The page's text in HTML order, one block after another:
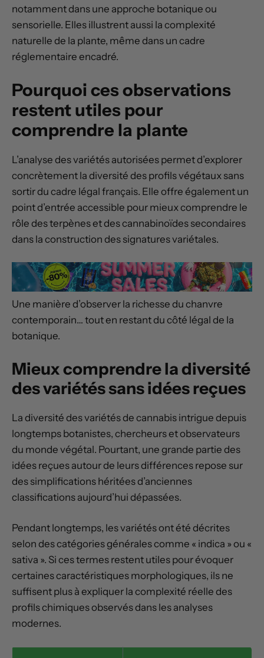
notamment dans une approche botanique ou
sensorielle. Elles illustrent aussi la complexité
naturelle de la plante, même dans un cadre
réglementaire encadré.
Pourquoi ces observations
restent utiles pour
comprendre la plante
L’analyse des variétés autorisées permet d’explorer
concrètement la diversité des profils végétaux sans
sortir du cadre légal français. Elle offre également un
point d’entrée accessible pour mieux comprendre le
rôle des terpènes et des cannabinoïdes secondaires
dans la construction des signatures variétales.
Une manière d’observer la richesse du chanvre
contemporain… tout en restant du côté légal de la
botanique.
Mieux comprendre la diversité
des variétés sans idées reçues
La diversité des variétés de cannabis intrigue depuis
longtemps botanistes, chercheurs et observateurs
du monde végétal. Pourtant, une grande partie des
idées reçues autour de leurs différences repose sur
des simplifications héritées d’anciennes
classifications aujourd’hui dépassées.
Pendant longtemps, les variétés ont été décrites
selon des catégories générales comme « indica » ou «
sativa ». Si ces termes restent utiles pour évoquer
certaines caractéristiques morphologiques, ils ne
suffisent plus à expliquer la complexité réelle des
profils chimiques observés dans les analyses
modernes.